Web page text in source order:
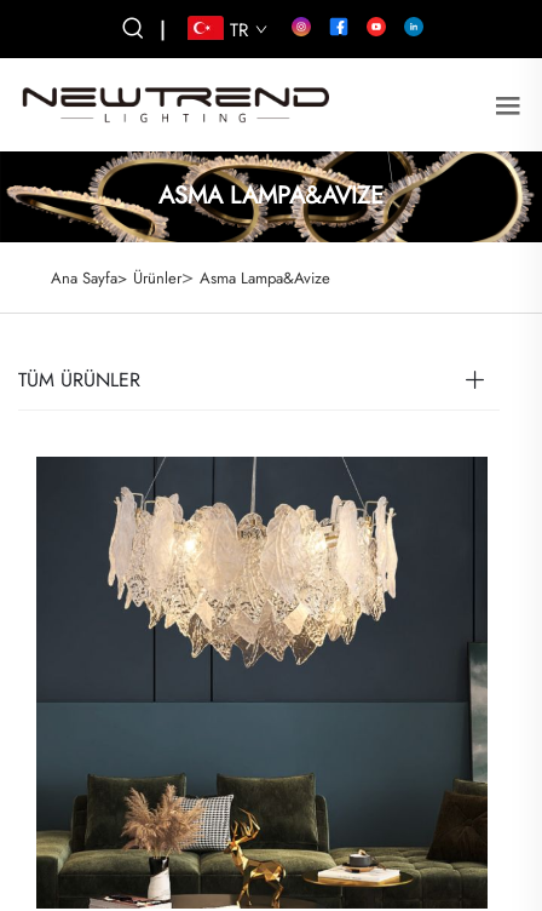
| TR
ASMA LAMPA&AVIZE
Ana Sayfa> Ürünler> Asma Lampa&Avize
TÜM ÜRÜNLER